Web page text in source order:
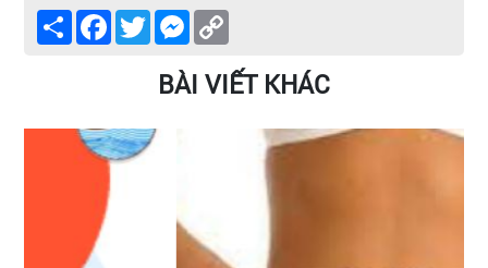
Share Facebook
TwitterMessenger
BÀI VIẾT KHÁC